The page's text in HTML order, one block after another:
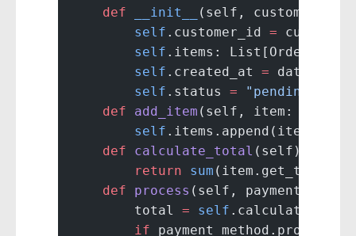
    def
__init__
(self, customer_id:
        self
.customer_id =
        self
.items: List[OrderItem]
        self
.created_at =
        self
.status = "pending"
    def
add_item (self, item:
        self
.items.append(item)
    def
calculate_total (self) ->
        return
sum (item.get_total()
    def
process (self,
        total
= self
        if